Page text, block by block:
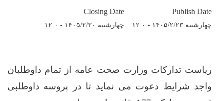
Publish Date
چهارشنبه ۱۴۰۵/۲/۲۳ - ۱۲:۰
Closing Date
چهارشنبه ۱۴۰۵/۲/۳۰ - ۱۲:۰
ریاست تدارکات وزارت صحت عامه از تمام داوطلبان
واجد شرایط دعوت می نماید تا در پروسه داوطلبی